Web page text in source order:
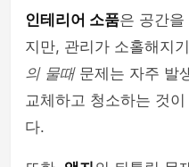
인테리어 소품은 공간
지만, 관리가 소홀해지
의 물때문제는 자주 발
교체하고 청소하는 것
다.